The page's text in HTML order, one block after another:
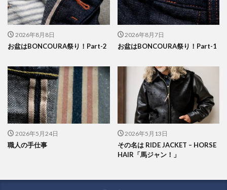
2026年8月8日
お盆はBONCOURA祭り！Part-2
2026年8月7日
お盆はBONCOURA祭り！Part-1
2026年5月24日
職人の手仕事
2026年5月13日
その名は RIDE JACKET – HORSE
HAIR「馬ジャン！」